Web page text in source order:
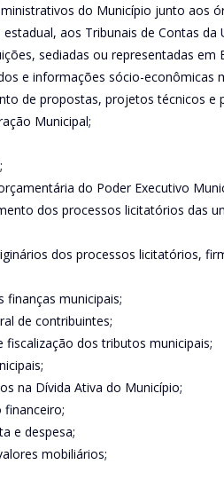
do Município junto aos
aos Tribunais de Contas da
sediadas ou representadas em
e informações sócio-econômicas
de propostas, projetos técnicos e
Municipal;
do Poder Executivo
dos processos licitatórios das
dos processos licitatórios,
municipais;
de contribuintes;
dos tributos municipais;
na Dívida Ativa do Município;
e despesa;
mobiliários;